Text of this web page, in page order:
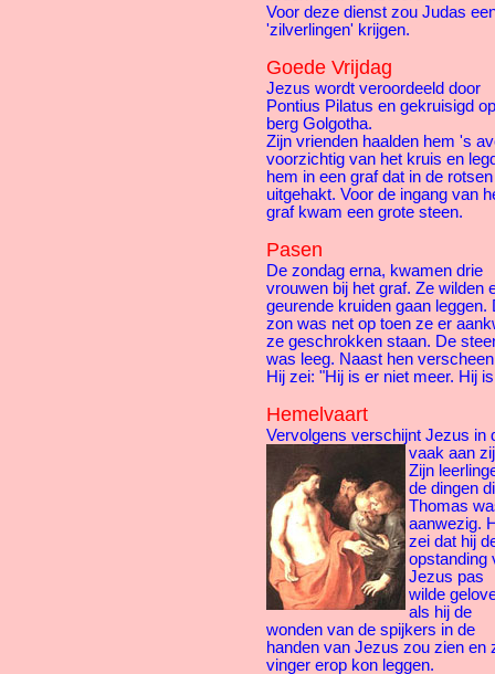
Voor deze dienst zou Judas
'zilverlingen' krijgen.
Goede Vrijdag
Jezus wordt veroordeeld door
Pontius Pilatus en gekruisigd
berg Golgotha.
Zijn vrienden haalden hem 's
voorzichtig van het kruis en
hem in een graf dat in de
uitgehakt. Voor de ingang van
graf kwam een grote steen.
Pasen
De zondag erna, kwamen drie
vrouwen bij het graf. Ze wilden
geurende kruiden gaan leggen.
zon was net op toen ze er
ze geschrokken staan. De
was leeg. Naast hen
Hij zei: "Hij is er niet meer. Hij
Hemelvaart
Vervolgens verschijnt Jezus in
vaak aan
Zijn
de dingen
Thomas
aanwezig.
zei dat hij
opstanding
Jezus pas
wilde
als hij de
wonden van de spijkers in de
handen van Jezus zou zien en
vinger erop kon leggen.